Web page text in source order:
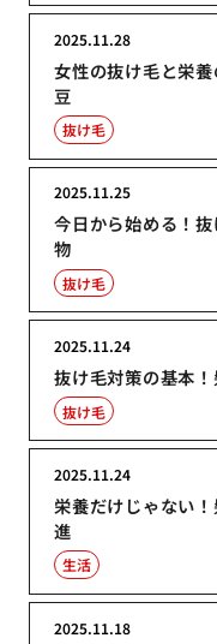
女性の抜け毛と栄
豆
2025.11.28
抜け毛
今日から始める！
物
2025.11.25
抜け毛
抜け毛対策の基本
2025.11.24
抜け毛
栄養だけじゃない
進
2025.11.24
生活
2025.11.18